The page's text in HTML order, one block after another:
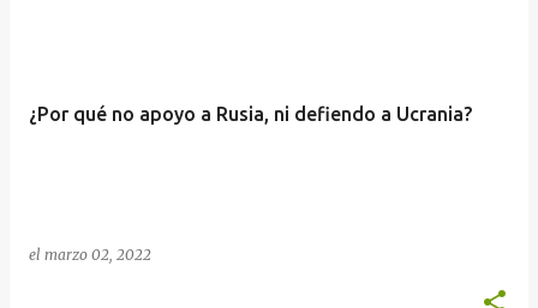
¿Por qué no apoyo a Rusia, ni defiendo a Ucrania?
el marzo 02, 2022